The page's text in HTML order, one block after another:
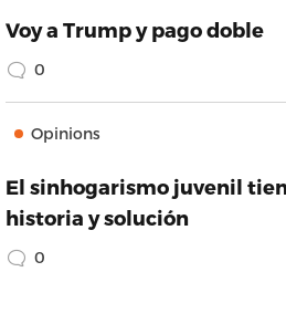
Voy a Trump y pago doble
0
Opinions
El sinhogarismo juvenil
historia y solución
0